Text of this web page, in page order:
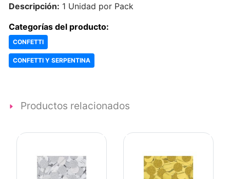
Descripción: 1 Unidad por Pack
Categorías del producto:
CONFETTI
CONFETTI Y SERPENTINA
Productos relacionados